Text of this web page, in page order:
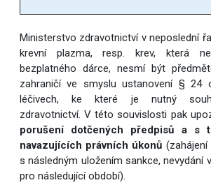
Ministerstvo zdravotnictví v neposlední
krevní plazma, resp. krev, která
bezplatného dárce, nesmí být
zahraničí ve smyslu ustanovení § 24
léčivech, ke které je nutný
zdravotnictví. V této souvislosti pak
porušení dotčených předpisů a s
navazujících právních úkonů
s následným uložením sankce, nevydání
pro následující období).